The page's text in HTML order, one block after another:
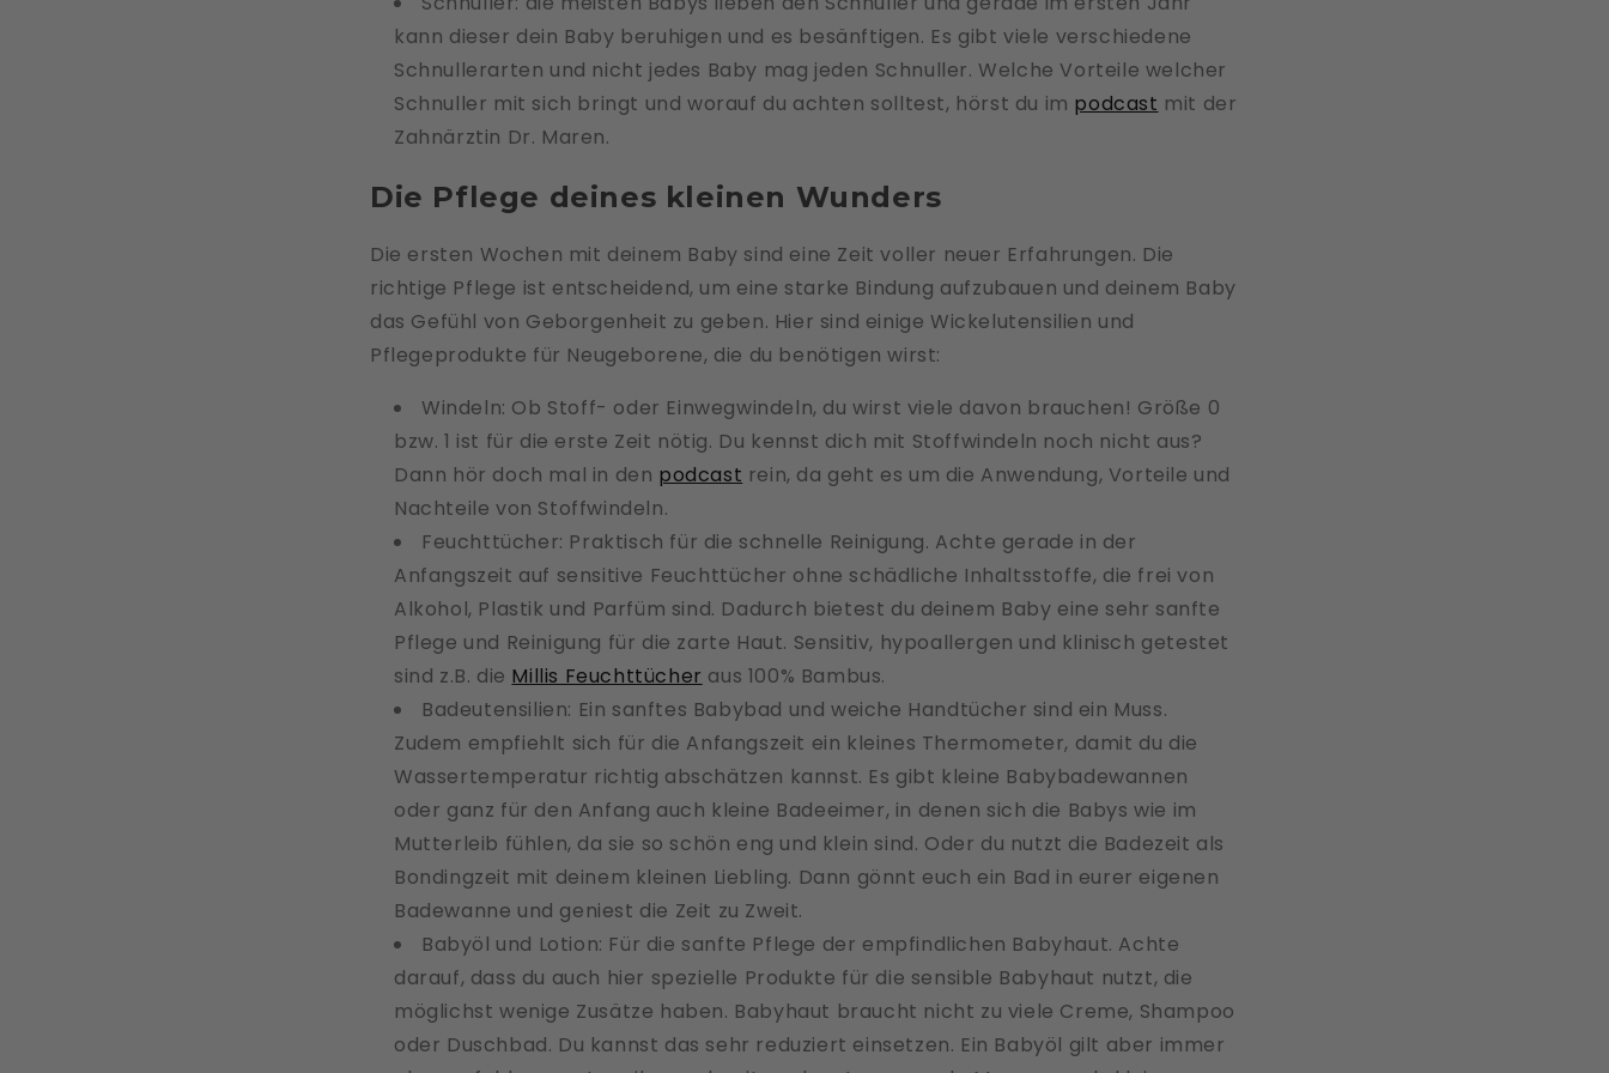
kann dieser dein Baby beruhigen und es besänftigen. Es gibt viele verschiedene
Schnullerarten und nicht jedes Baby mag jeden Schnuller. Welche Vorteile welcher
Schnuller mit sich bringt und worauf du achten solltest, hörst du im podcast mit der
Zahnärztin Dr. Maren.
Die Pflege deines kleinen Wunders
Die ersten Wochen mit deinem Baby sind eine Zeit voller neuer Erfahrungen. Die
richtige Pflege ist entscheidend, um eine starke Bindung aufzubauen und deinem Baby
das Gefühl von Geborgenheit zu geben. Hier sind einige Wickelutensilien und
Pflegeprodukte für Neugeborene, die du benötigen wirst:
Windeln: Ob Stoff- oder Einwegwindeln, du wirst viele davon brauchen! Größe 0
bzw. 1 ist für die erste Zeit nötig. Du kennst dich mit Stoffwindeln noch nicht aus?
Dann hör doch mal in den podcast rein, da geht es um die Anwendung, Vorteile und
Nachteile von Stoffwindeln.
Feuchttücher: Praktisch für die schnelle Reinigung. Achte gerade in der
Anfangszeit auf sensitive Feuchttücher ohne schädliche Inhaltsstoffe, die frei von
Alkohol, Plastik und Parfüm sind. Dadurch bietest du deinem Baby eine sehr sanfte
Pflege und Reinigung für die zarte Haut. Sensitiv, hypoallergen und klinisch getestet
sind z.B. die Millis Feuchttücher aus 100% Bambus.
Badeutensilien: Ein sanftes Babybad und weiche Handtücher sind ein Muss.
Zudem empfiehlt sich für die Anfangszeit ein kleines Thermometer, damit du die
Wassertemperatur richtig abschätzen kannst. Es gibt kleine Babybadewannen
oder ganz für den Anfang auch kleine Badeeimer, in denen sich die Babys wie im
Mutterleib fühlen, da sie so schön eng und klein sind. Oder du nutzt die Badezeit als
Bondingzeit mit deinem kleinen Liebling. Dann gönnt euch ein Bad in eurer eigenen
Badewanne und geniest die Zeit zu Zweit.
Babyöl und Lotion: Für die sanfte Pflege der empfindlichen Babyhaut. Achte
darauf, dass du auch hier spezielle Produkte für die sensible Babyhaut nutzt, die
möglichst wenige Zusätze haben. Babyhaut braucht nicht zu viele Creme, Shampoo
oder Duschbad. Du kannst das sehr reduziert einsetzen. Ein Babyöl gilt aber immer